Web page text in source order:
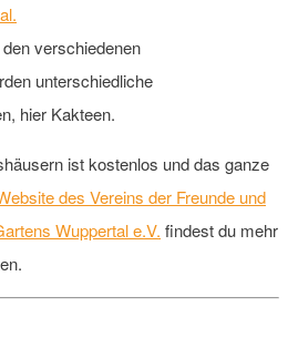
verschiedenen
unterschiedliche
hier Kakteen.
ist kostenlos und das ganze
des Vereins der Freunde und
Wuppertal e.V. findest du mehr